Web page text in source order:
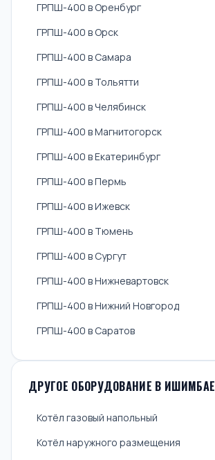
ГРПШ-400 в Оренбург
ГРПШ-400 в Орск
ГРПШ-400 в Самара
ГРПШ-400 в Тольятти
ГРПШ-400 в Челябинск
ГРПШ-400 в Магнитогорск
ГРПШ-400 в Екатеринбург
ГРПШ-400 в Пермь
ГРПШ-400 в Ижевск
ГРПШ-400 в Тюмень
ГРПШ-400 в Сургут
ГРПШ-400 в Нижневартовск
ГРПШ-400 в Нижний Новгород
ГРПШ-400 в Саратов
ДРУГОЕ ОБОРУДОВАНИЕ В ИШИМБАЕ
Котёл газовый напольный
Котёл наружного размещения